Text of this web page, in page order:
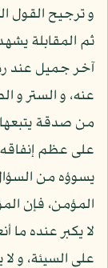
و ترجيح القول
ثم المقابلة
آخر جميل عند
عنه، و الستر و
من صدقة
على عظم إنفاقه
يسوؤه من
المؤمن، فإن
لا يكبر عنده ما
على السيئة، و